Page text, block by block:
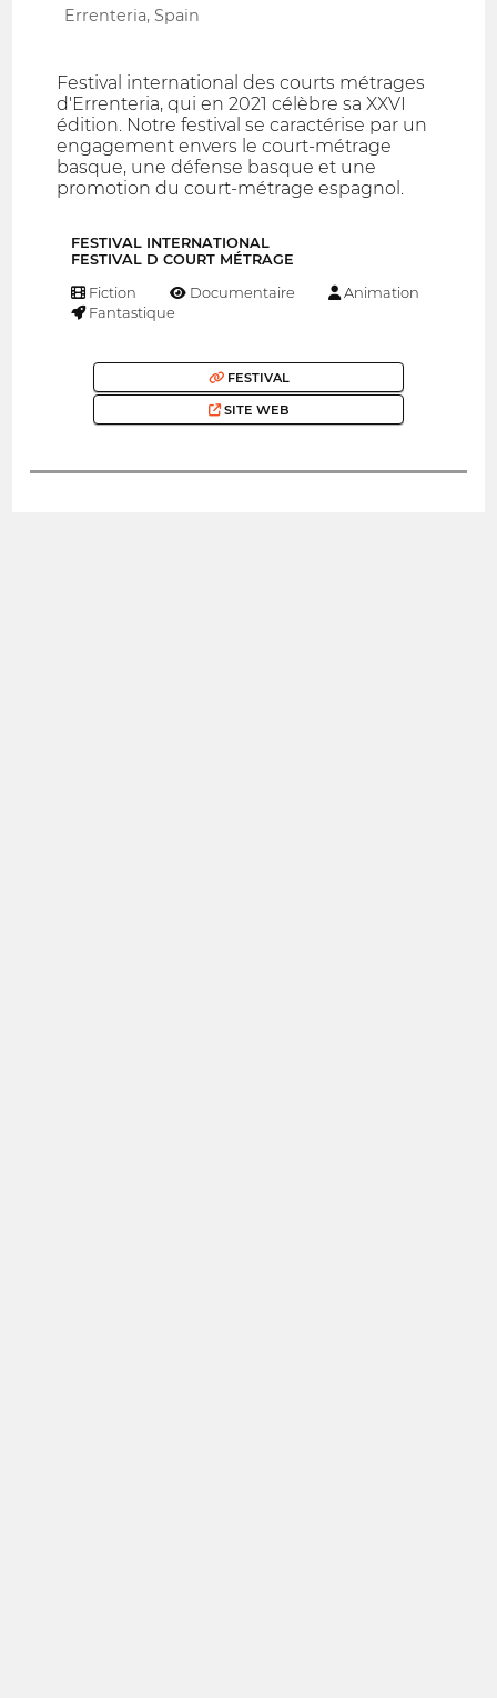
Errenteria, Spain
Festival international des courts métrages
d'Errenteria, qui en 2021 célèbre sa XXVI
édition. Notre festival se caractérise par un
engagement envers le court-métrage
basque, une défense basque et une
promotion du court-métrage espagnol.
FESTIVAL INTERNATIONAL
FESTIVAL D COURT MÉTRAGE
Fiction Documentaire
Animation
Fantastique
FESTIVAL
SITE WEB